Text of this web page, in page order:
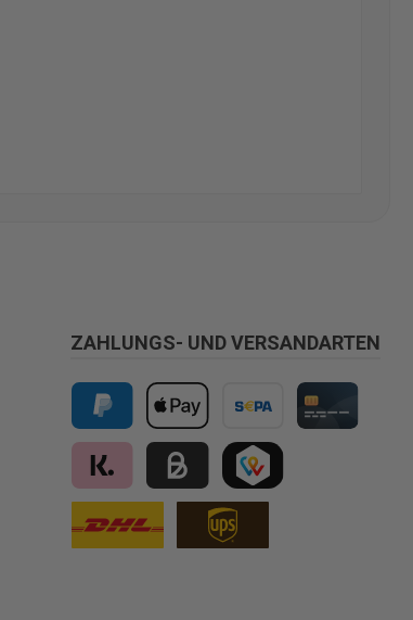
ZAHLUNGS- UND VERSANDARTEN
PayPal Apple Pay Vorkasse
Klarna Kauf auf Rechnung für B2B via
TWINT